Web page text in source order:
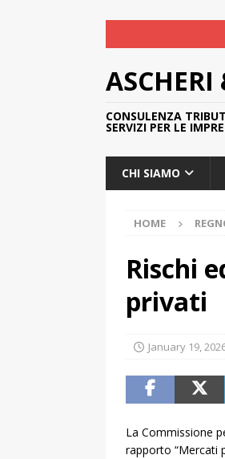
ASCHERI
CONSULENZA
SERVIZI PER LE
CHI SIAMO
HOME
Rischi
privati
January 19,
La Commissione
rapporto “Mercati